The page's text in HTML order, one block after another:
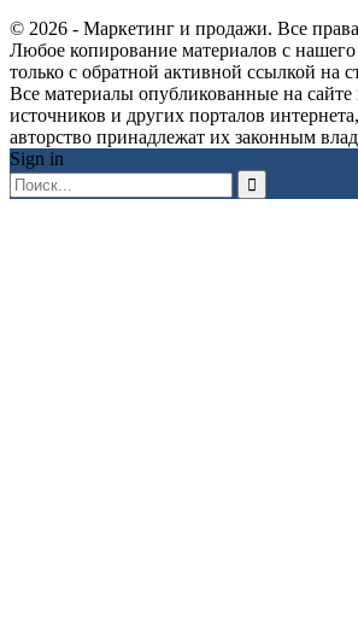
© 2026 - Маркетинг и продажи. Все
Любое копирование материалов с нашего
только с обратной активной ссылкой на
Все материалы опубликованные на
источников и других порталов
авторство принадлежат их законным
Sign in